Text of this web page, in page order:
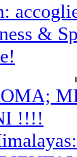
&
!!!!